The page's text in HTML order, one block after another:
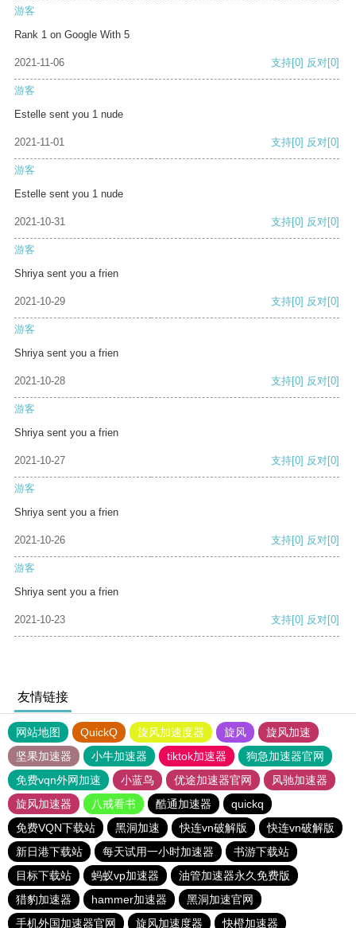
游客
Rank 1 on Google With 5
2021-11-06 支持[0] 反对[0]
游客
Estelle sent you 1 nude
2021-11-01 支持[0] 反对[0]
游客
Estelle sent you 1 nude
2021-10-31 支持[0] 反对[0]
游客
Shriya sent you a frien
2021-10-29 支持[0] 反对[0]
游客
Shriya sent you a frien
2021-10-28 支持[0] 反对[0]
游客
Shriya sent you a frien
2021-10-27 支持[0] 反对[0]
游客
Shriya sent you a frien
2021-10-26 支持[0] 反对[0]
游客
Shriya sent you a frien
2021-10-23 支持[0] 反对[0]
友情链接
网站地图 QuickQ 旋风加速度器 旋风
旋风加速
坚果加速器
小牛加速器 tiktok加速器
狗急加速器官网
免费vqn外网加速
小蓝鸟 优途加速器官网
风驰加速器
旋风加速器
八戒看书 酷通加速器
quickq
免费VQN下载站
黑洞加速 快连vn破解版
快连vn破解版
新日港下载站
每天试用一小时加速器
书游下载站
目标下载站
蚂蚁vp加速器
油管加速器永久免费版
猎豹加速器
hammer加速器
黑洞加速官网
手机外国加速器官网
旋风加速度器 快橙加速器